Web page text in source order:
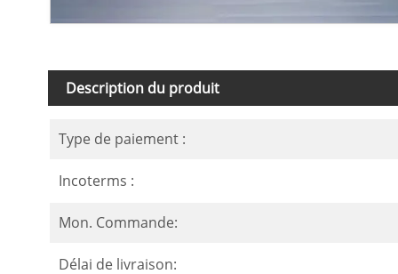
Description du produit
Type de paiement :
Incoterms :
Mon. Commande:
Délai de livraison: